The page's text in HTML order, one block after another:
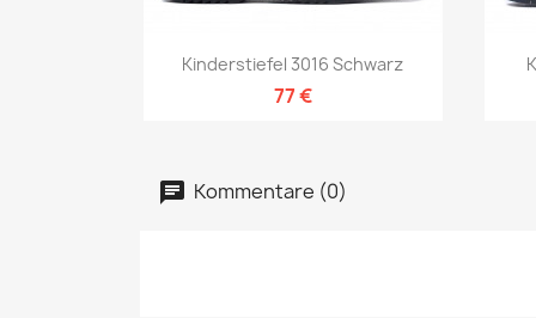
Vorschau
Kinderstiefel 3016 Schwarz
77 €
Kommentare (0)